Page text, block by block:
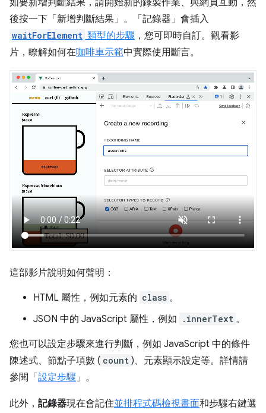
如要新增判斷結果，請開始新的錄製作業、與網頁互動，然
後按一下「新增判斷結果」 。「記錄器」 會插入
waitForElement 類型的步驟 ，您可即時自訂。觀看影
片，瞭解如何在咖啡車示範中實際使用斷言。
這部影片說明如何聲明：
HTML 屬性，例如元素的 class 。
JSON 中的 JavaScript 屬性，例如
.innerText 。
您也可以設定步驟來進行判斷，例如 JavaScript 中的條件
陳述式、節點子項數 ( count )、元素顯示設定等。詳情請
參閱「設定步驟 」。
此外， 記錄器現在會記住並排程式碼檢視畫面和步驟右鍵選